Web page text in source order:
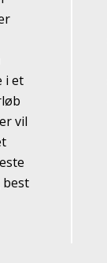
i et
vil